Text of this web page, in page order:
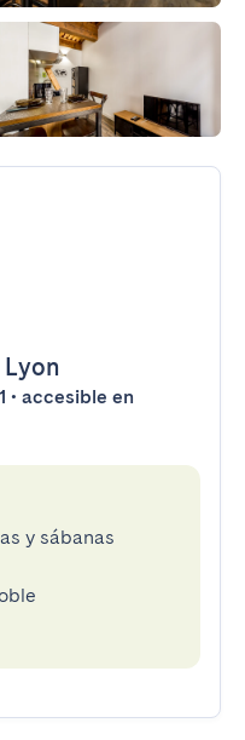
Lyon
• accesible en
y sábanas